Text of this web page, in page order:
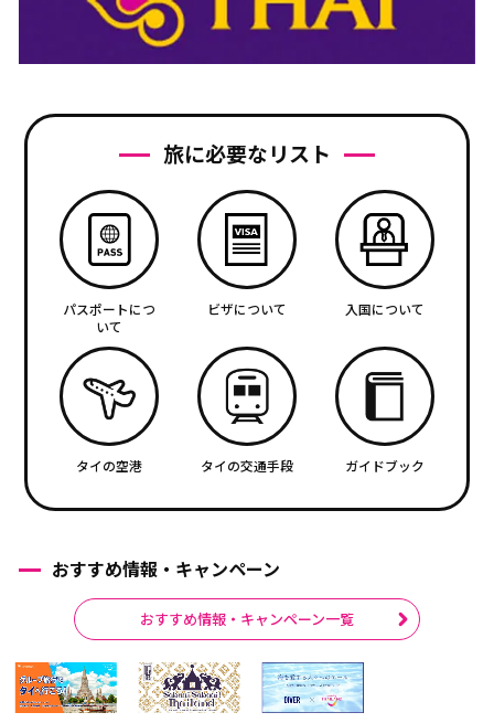
旅に必要なリスト
パスポートにつ
いて
ビザについて 入国について
タイの空港 タイの交通手段 ガイドブック
おすすめ情報・キャンペーン
おすすめ情報・キャンペーン一覧